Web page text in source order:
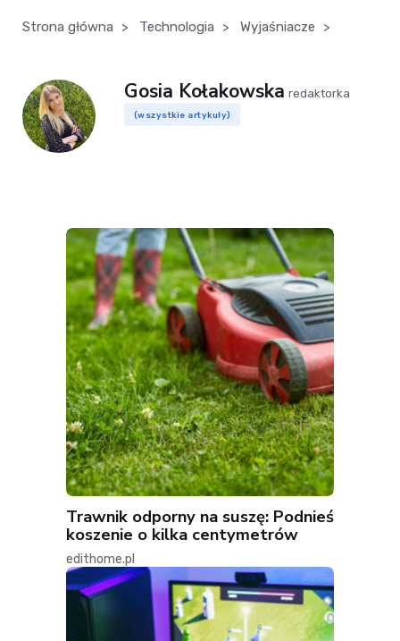
Strona główna > Technologia > Wyjaśniacze >
Gosia Kołakowska redaktorka
(wszystkie artykuły)
Trawnik odporny na suszę: Podnieś
koszenie o kilka centymetrów
edithome.pl